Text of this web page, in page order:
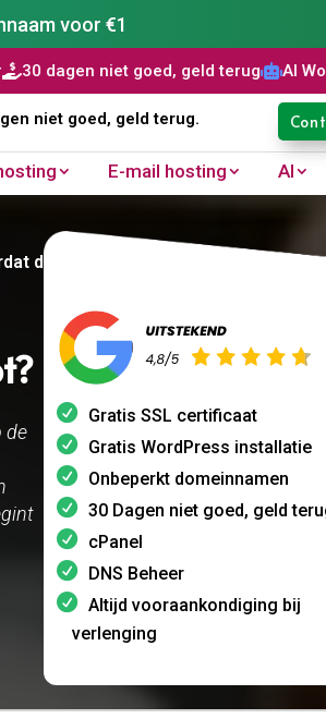
voor €1
geld terugAI WordPress builder
niet goed, geld terug.
E-mail hosting AI
deze verloopt?
de
Gratis SSL certificaat
Gratis WordPress installatie
Onbeperkt domeinnamen
30 Dagen niet goed, geld
cPanel
DNS Beheer
Altijd vooraankondiging bij
verlenging